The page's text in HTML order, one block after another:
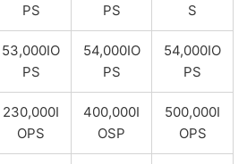
PS
PS
S
53,000IO
PS
54,000IO
PS
54,000IO
PS
230,000I
OPS
400,000I
OSP
500,000I
OPS